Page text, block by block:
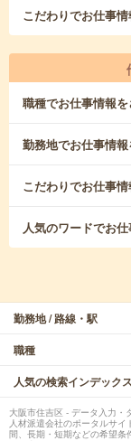
こだわりでお仕事
職種でお仕事情報
勤務地でお仕事情
こだわりでお仕事
人気のワードでお
勤務地 / 路線・駅
職種
人気の検索インデックス
大阪市住吉区 - データ入力・
人材派遣会社のポータルサ
間、長期・短期などの希望